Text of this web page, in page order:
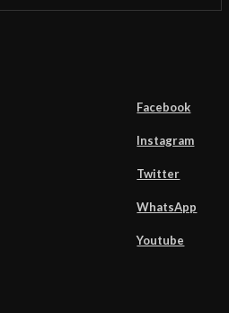
Facebook
Instagram
Twitter
WhatsApp
Youtube